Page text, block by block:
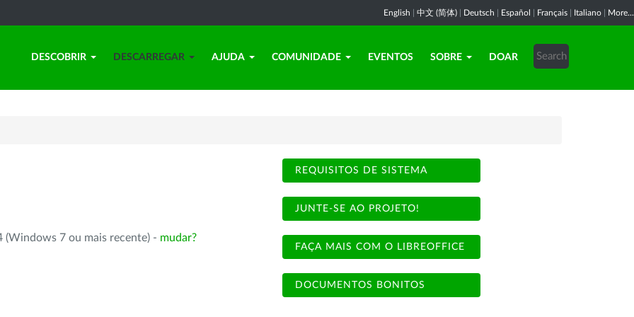
English 中文 (简体) Deutsch Español Français Italiano More...
DESCOBRIR DESCARREGAR AJUDA COMUNIDADE EVENTOS SOBRE DOAR
(Windows 7 ou mais recente) - mudar?
REQUISITOS DE SISTEMA
JUNTE-SE AO PROJETO!
FAÇA MAIS COM O LIBREOFFICE
DOCUMENTOS BONITOS